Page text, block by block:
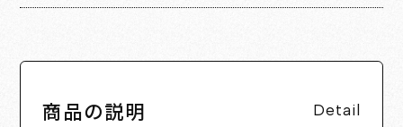
商品の説明 Detail